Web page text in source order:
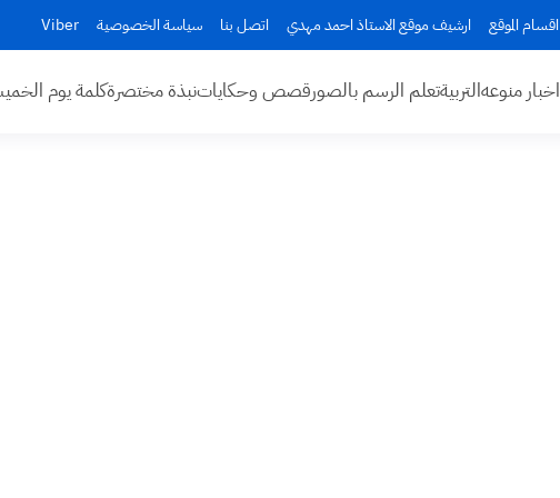
اقسام الموقع ارشيف موقع الاستاذ احمد مهدي اتصل بنا سياسة الخصوصية Viber
اخبار منوعهالتربيةتعلم الرسم بالصورقصص وحكاياتنبذة مختصرةكلمة يوم